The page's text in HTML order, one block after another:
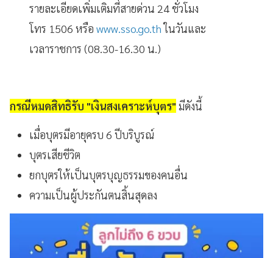
รายละเอียดเพิ่มเติมที่สายด่วน 24 ชั่วโมง
โทร 1506 หรือ www.sso.go.thในวันและ
เวลาราชการ (08.30-16.30 น.)
กรณีหมดสิทธิรับ "เงินสงเคราะห์บุตร" มีดังนี้
เมื่อบุตรมีอายุครบ 6 ปีบริบูรณ์
บุตรเสียชีวิต
ยกบุตรให้เป็นบุตรบุญธรรมของคนอื่น
ความเป็นผู้ประกันตนสิ้นสุดลง